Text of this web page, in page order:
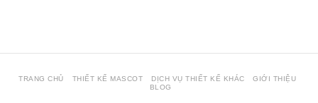
TRANG CHỦ THIẾT KẾ MASCOT DỊCH VỤ THIẾT KẾ KHÁC
GIỚI THIỆU
BLOG